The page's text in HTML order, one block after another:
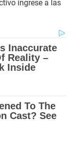
ingrese a las